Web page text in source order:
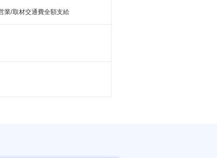
/取材交通費全額支給